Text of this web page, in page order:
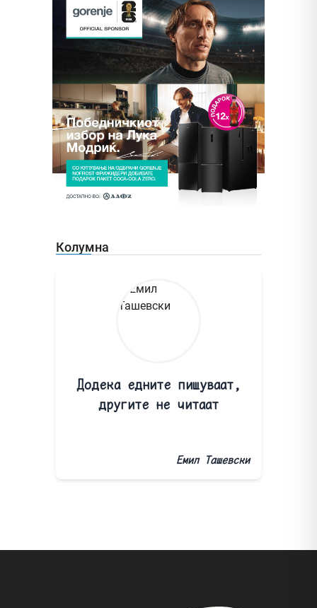
Колумна
Додека едните пишуваат,
другите не читаат
Емил Ташевски